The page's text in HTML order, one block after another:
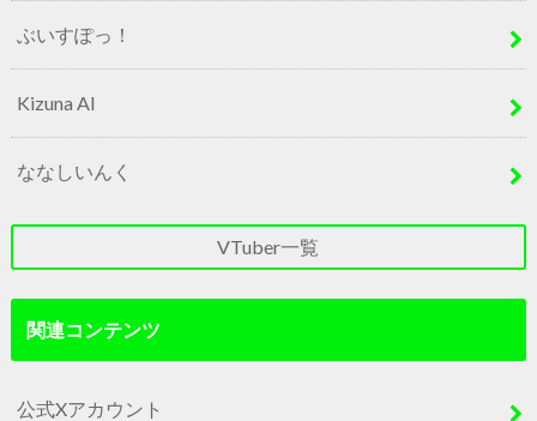
ぶいすぽっ！
Kizuna AI
ななしいんく
VTuber一覧
関連コンテンツ
公式Xアカウント